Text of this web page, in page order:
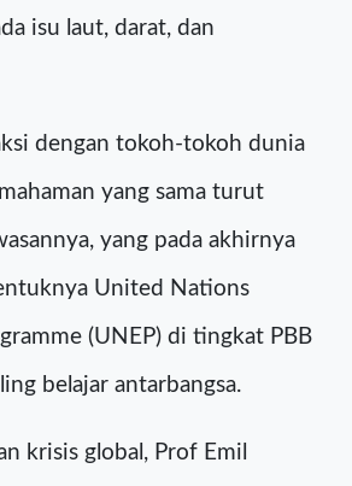
isu laut, darat, dan
dengan tokoh-tokoh dunia
yang sama turut
yang pada akhirnya
United Nations
(UNEP) di tingkat PBB
belajar antarbangsa.
krisis global, Prof Emil